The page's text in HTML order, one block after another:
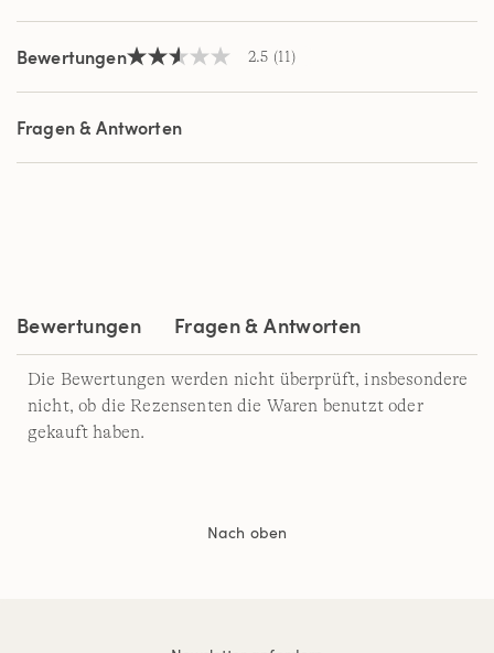
Bewertungen2.5
5
Sternen,
Durchschnittswert
Bewertung.
2.5 (11)
Fragen & Antworten
Bewertungen Fragen & Antworten
Die Bewertungen werden nicht überprüft, insbesondere
nicht, ob die Rezensenten die Waren benutzt oder
gekauft haben.
Nach oben